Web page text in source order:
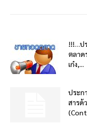
!!!…ป
ตลาด
เก๋ง,...
ประก
สารด้